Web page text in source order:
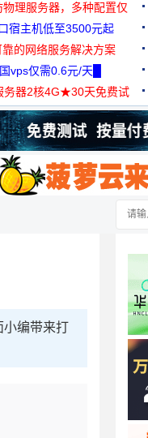
理服务器，多种配置仅
宿主机低至3500元起
的网络服务解决方案
vps仅需0.6元/天█
器2核4G★30天免费试
业广告，理性选择
广告，理性选择
小编带来打